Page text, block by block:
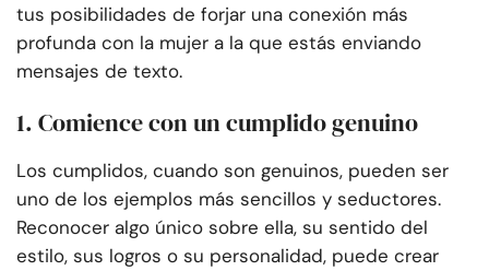
tus posibilidades de forjar una conexión más
profunda con la mujer a la que estás enviando
mensajes de texto.
1. Comience con un cumplido genuino
Los cumplidos, cuando son genuinos, pueden ser
uno de los ejemplos más sencillos y seductores.
Reconocer algo único sobre ella, su sentido del
estilo, sus logros o su personalidad, puede crear